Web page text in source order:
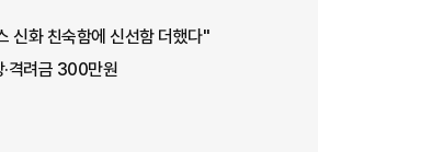
신화 친숙함에 신선함 더했다"
격려금 300만원